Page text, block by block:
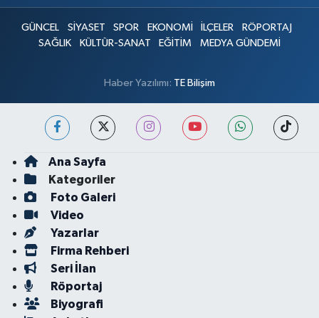
GÜNCEL SİYASET SPOR EKONOMİ İLÇELER
RÖPORTAJ
SAĞLIK
KÜLTÜR-SANAT EĞİTİM MEDYA GÜNDEMİ
Haber Yazılımı: TE Bilişim
Ana Sayfa
Kategoriler
Foto Galeri
Video
Yazarlar
Firma Rehberi
Seri İlan
Röportaj
Biyografi